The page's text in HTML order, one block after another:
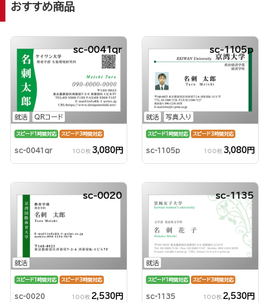
おすすめ商品
就活 QRコード
sc-0041qr
スピード1時間対応 スピード3時間対応
sc-0041qr 100枚 3,080円
就活 写真入り
sc-1105p
スピード1時間対応 スピード3時間対応
sc-1105p 100枚 3,080円
就活
sc-0020
スピード1時間対応 スピード3時間対応
sc-0020 100枚 2,530円
就活
sc-1135
スピード1時間対応 スピード3時間対応
sc-1135 100枚 2,530円